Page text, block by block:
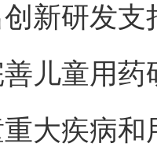
研发支
童用药
疾病和